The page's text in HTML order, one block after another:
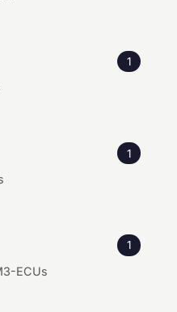
1
1
1
ECUs